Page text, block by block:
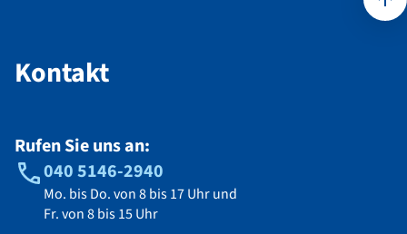
Kontakt
Rufen Sie uns an:
040 5146-2940
Mo. bis Do. von 8 bis 17 Uhr und
Fr. von 8 bis 15 Uhr